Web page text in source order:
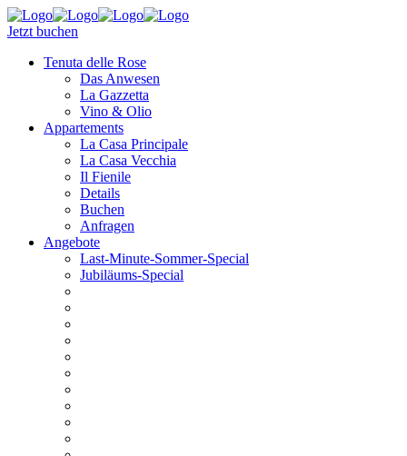
Jetzt buchen
Tenuta delle Rose
Das Anwesen
La Gazzetta
Vino & Olio
Appartements
La Casa Principale
La Casa Vecchia
Il Fienile
Details
Buchen
Anfragen
Angebote
Last-Minute-Sommer-Special
Jubiläums-Special